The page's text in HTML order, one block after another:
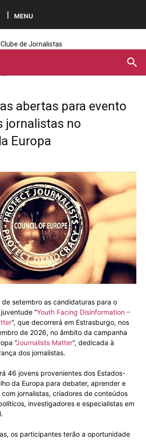
MENU
Clube de Jornalistas
abertas para evento
jornalistas no
Europa
de setembro as candidaturas para o
“Youth Facing Disinformation –
“, que decorrerá em Estrasburgo, nos
de 2026, no âmbito da campanha
“Journalists Matter“, dedicada à
dos jornalistas.
46 jovens provenientes dos Estados-
da Europa para debater, aprender e
jornalistas, criadores de conteúdos
investigadores e especialistas em
os participantes terão a oportunidade